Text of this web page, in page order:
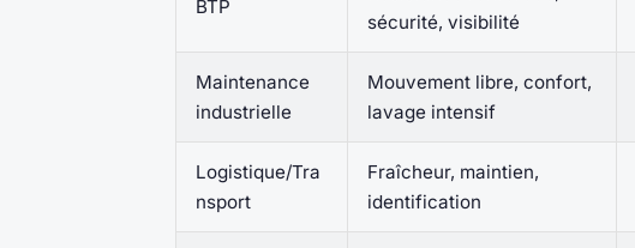
BTP
sécurité, visibilité
Maintenance
industrielle
Mouvement libre, confort,
lavage intensif
Logistique/Tra
nsport
Fraîcheur, maintien,
identification